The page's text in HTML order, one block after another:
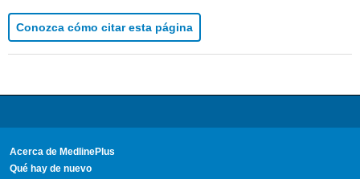
Conozca cómo citar esta página
Acerca de MedlinePlus
Qué hay de nuevo